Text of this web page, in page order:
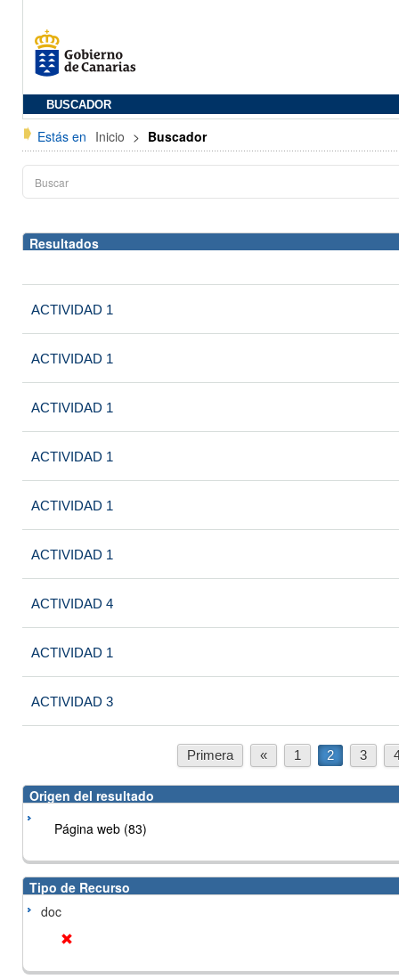
BUSCADOR
Estás en Inicio > Buscador
Resultados
ACTIVIDAD 1
ACTIVIDAD 1
ACTIVIDAD 1
ACTIVIDAD 1
ACTIVIDAD 1
ACTIVIDAD 1
ACTIVIDAD 4
ACTIVIDAD 1
ACTIVIDAD 3
Primera « 1 2 3
Origen del resultado
Página web (83)
Tipo de Recurso
doc